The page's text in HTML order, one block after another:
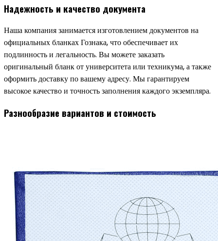
Надежность и качество документа
Наша компания занимается изготовлением документов на
официальных бланках Гознака, что обеспечивает их
подлинность и легальность. Вы можете заказать
оригинальный бланк от университета или техникума, а также
оформить доставку по вашему адресу. Мы гарантируем
высокое качество и точность заполнения каждого экземпляра.
Разнообразие вариантов и стоимость